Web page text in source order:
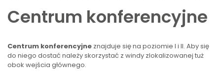
Centrum konferencyjne
Centrum konferencyjne znajduje się na poziomie I i II. Aby się
do niego dostać należy skorzystać z windy zlokalizowanej tuż
obok wejścia głównego.